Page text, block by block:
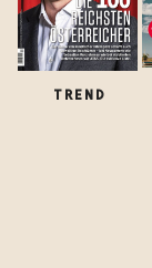
TREND